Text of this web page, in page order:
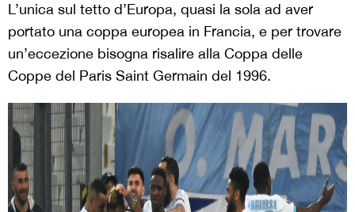
L’unica sul tetto d’Europa, quasi la sola ad aver
portato una coppa europea in Francia, e per trovare
un’eccezione bisogna risalire alla Coppa delle
Coppe del Paris Saint Germain del 1996.